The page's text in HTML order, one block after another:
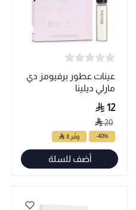
عينات عطور برفيومز دي
مارلي ديلينا
12
20
-40% وفّر 8
أضف للسلة